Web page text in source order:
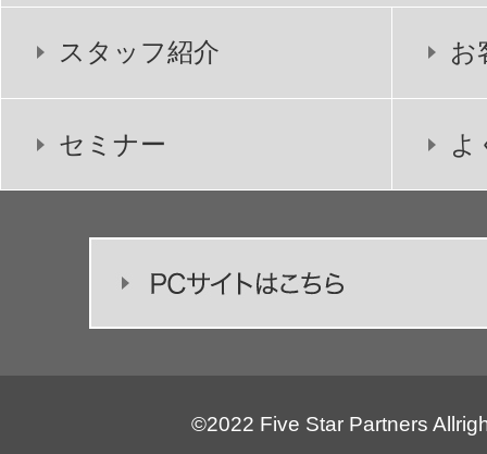
スタッフ紹介 お
セミナー よ
©2022 Five Star Partners